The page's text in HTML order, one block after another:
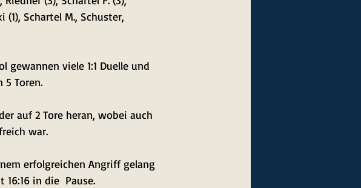
(1), Schartel M., Schuster,
gewannen viele 1:1 Duelle und
5 Toren.
auf 2 Tore heran, wobei auch
war.
erfolgreichen Angriff gelang
in die  Pause.